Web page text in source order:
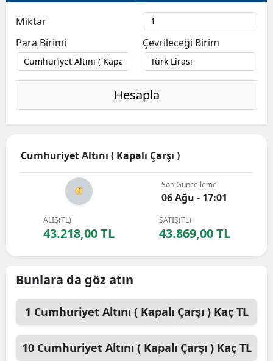
Miktar
Para Birimi
Çevrileceği Birim
Hesapla
Cumhuriyet Altını ( Kapalı Çarşı )
Son Güncelleme
06 Ağu - 17:01
ALIŞ(TL)
43.218,00 TL
SATIŞ(TL)
43.869,00 TL
Bunlara da göz atın
1 Cumhuriyet Altını ( Kapalı Çarşı )Kaç TL
10 Cumhuriyet Altını ( Kapalı Çarşı )Kaç TL